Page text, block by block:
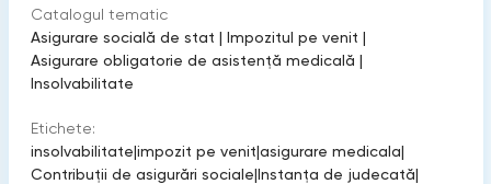
Catalogul tematic
Asigurare socială de stat | Impozitul pe venit |
Asigurare obligatorie de asistenţă medicală |
Insolvabilitate
Etichete:
insolvabilitate|impozit pe venit|asigurare medicala|
Contribuţii de asigurări sociale|Instanța de judecată|